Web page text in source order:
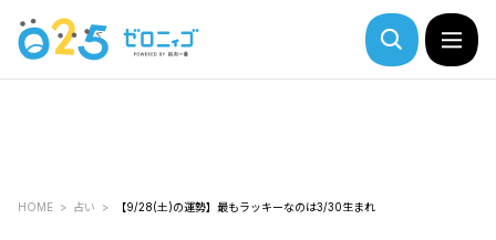
HOME 占い 【9/28(土)の運勢】最もラッキーなのは3/30生まれ